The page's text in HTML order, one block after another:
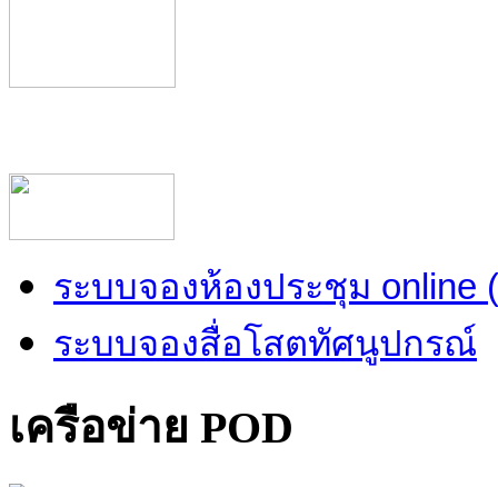
ระบบจองห้องประชุม online
ระบบจองสื่อโสตทัศนูปกรณ์
เครือข่าย POD